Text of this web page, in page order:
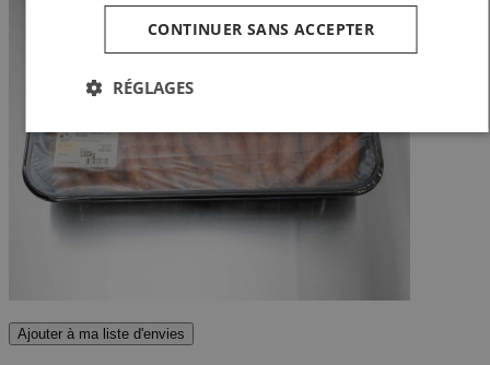
Ajouter à ma liste d'envies
CONTINUER SANS ACCEPTER
RÉGLAGES